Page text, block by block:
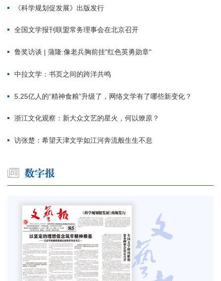
《科学规划促发展》出版发行
全国文学报刊联盟常务理事会在北京召开
鲁奖访谈 | 蒲隆:像老兵胸前挂"红色英勇勋章"
中拉文学：书页之间的跨洋共鸣
5.25亿人的“精神食粮”升级了，网络文学有了哪些新变化？
浙江文化观察：新大众文艺的星火，何以燎原？
访张楚：希望天津文学如江河奔流般生生不息